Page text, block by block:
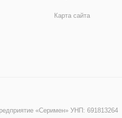
Карта сайта
«Серимен» УНП: 691813264